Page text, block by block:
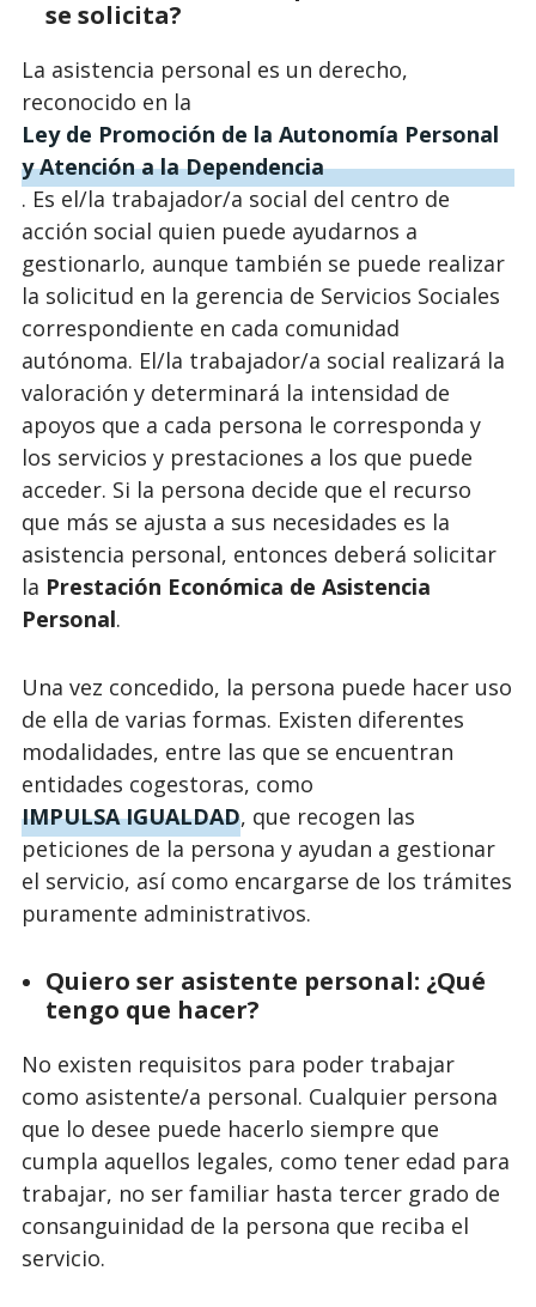
se solicita?
La asistencia personal es un derecho,
reconocido en la
Ley de Promoción de la Autonomía Personal
y Atención a la Dependencia
. Es el/la trabajador/a social del centro de
acción social quien puede ayudarnos a
gestionarlo, aunque también se puede realizar
la solicitud en la gerencia de Servicios Sociales
correspondiente en cada comunidad
autónoma. El/la trabajador/a social realizará la
valoración y determinará la intensidad de
apoyos que a cada persona le corresponda y
los servicios y prestaciones a los que puede
acceder. Si la persona decide que el recurso
que más se ajusta a sus necesidades es la
asistencia personal, entonces deberá solicitar
la Prestación Económica de Asistencia
Personal.
Una vez concedido, la persona puede hacer uso
de ella de varias formas. Existen diferentes
modalidades, entre las que se encuentran
entidades cogestoras, como
IMPULSA IGUALDAD, que recogen las
peticiones de la persona y ayudan a gestionar
el servicio, así como encargarse de los trámites
puramente administrativos.
Quiero ser asistente personal: ¿Qué
tengo que hacer?
No existen requisitos para poder trabajar
como asistente/a personal. Cualquier persona
que lo desee puede hacerlo siempre que
cumpla aquellos legales, como tener edad para
trabajar, no ser familiar hasta tercer grado de
consanguinidad de la persona que reciba el
servicio.